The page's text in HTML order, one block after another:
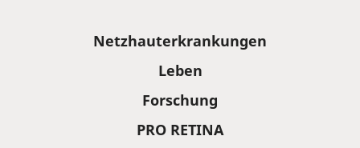
Netzhauterkrankungen
Leben
Forschung
PRO RETINA